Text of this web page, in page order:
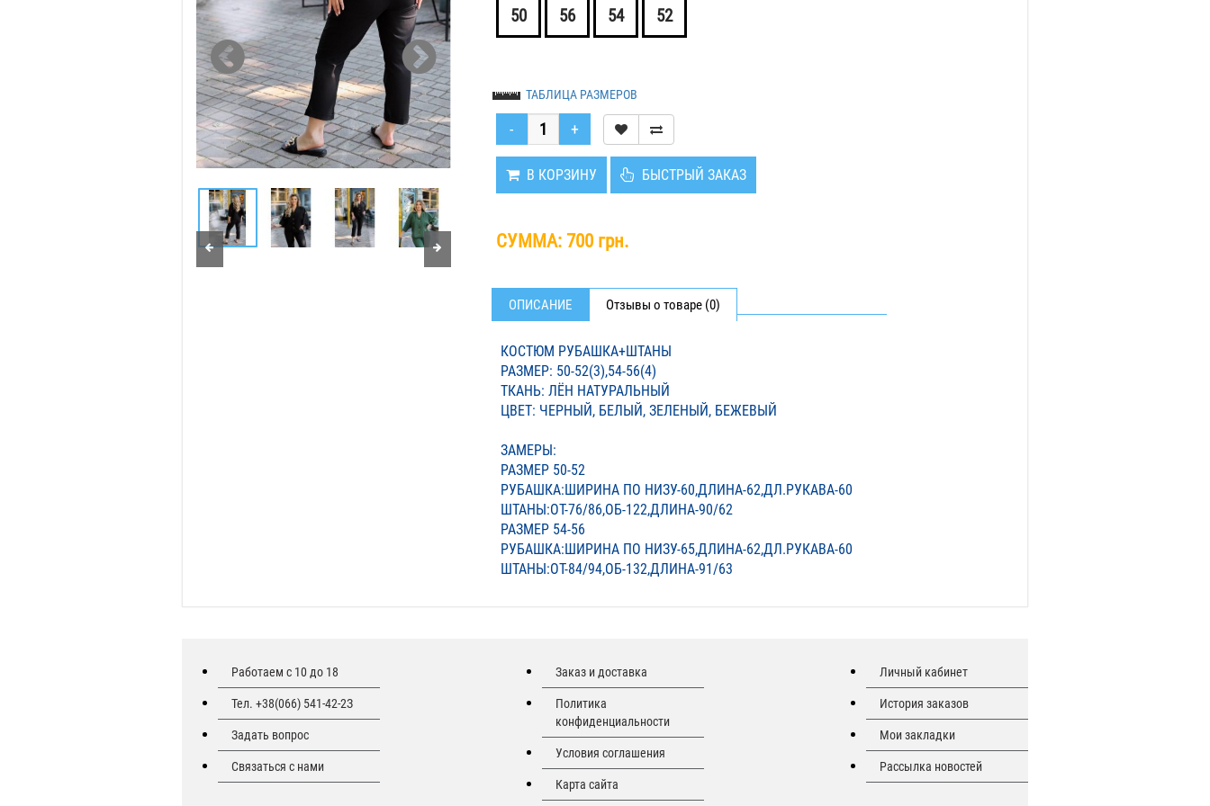
50 56 54 52
ТАБЛИЦА РАЗМЕРОВ
В КОРЗИНУ БЫСТРЫЙ ЗАКАЗ
СУММА: 700 грн.
ОПИСАНИЕ Отзывы о товаре (0)
КОСТЮМ РУБАШКА+ШТАНЫ
РАЗМЕР: 50-52(3),54-56(4)
ТКАНЬ: ЛЁН НАТУРАЛЬНЫЙ
ЦВЕТ: ЧЕРНЫЙ, БЕЛЫЙ, ЗЕЛЕНЫЙ, БЕЖЕВЫЙ
ЗАМЕРЫ:
РАЗМЕР 50-52
РУБАШКА:ШИРИНА ПО НИЗУ-60,ДЛИНА-62,ДЛ.РУКАВА-60
ШТАНЫ:ОТ-76/86,ОБ-122,ДЛИНА-90/62
РАЗМЕР 54-56
РУБАШКА:ШИРИНА ПО НИЗУ-65,ДЛИНА-62,ДЛ.РУКАВА-60
ШТАНЫ:ОТ-84/94,ОБ-132,ДЛИНА-91/63
Работаем с 10 до 18
Тел. +38(066) 541-42-2З
Задать вопрос
Связаться с нами
Заказ и доставка
Политика
конфиденциальности
Условия соглашения
Карта сайта
Личный кабинет
История заказов
Мои закладки
Рассылка новостей